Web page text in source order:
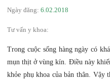
Ngày đăng: 6.02.2018
Tư vấn y khoa:
Trong cuộc sống hàng ngày có
mụn thịt ở vùng kín. Điều này
khỏe phụ khoa của bản thân.